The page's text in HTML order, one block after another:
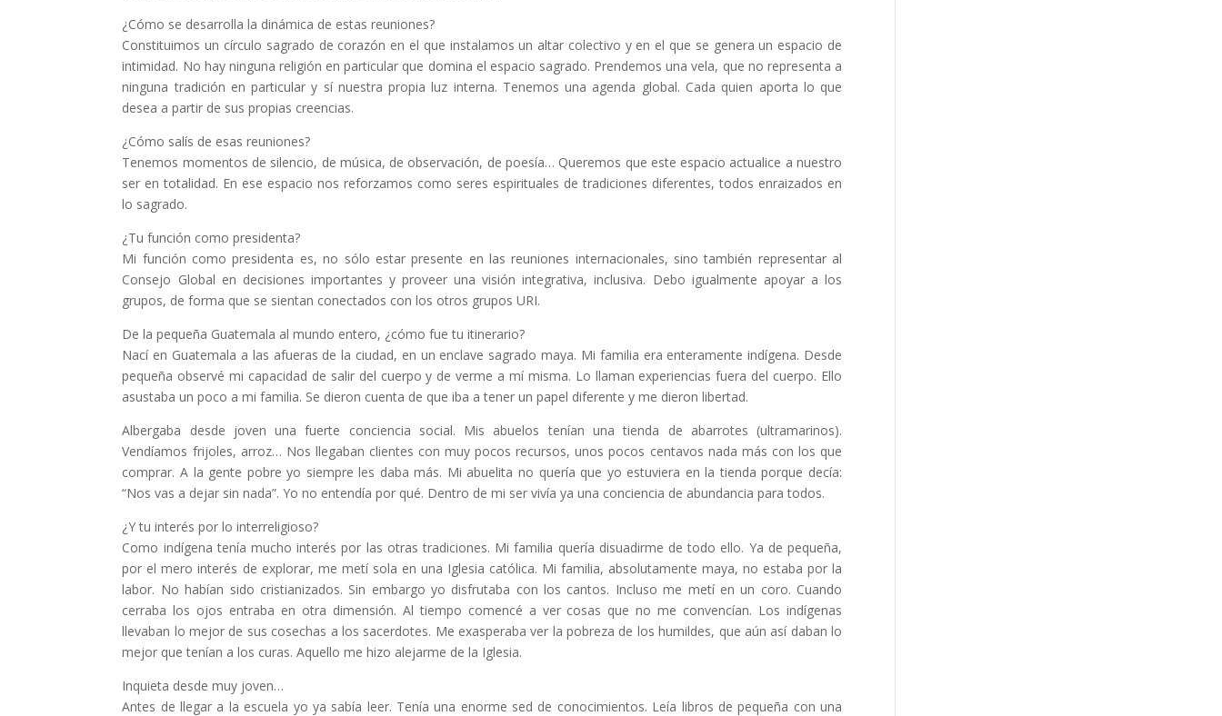
¿Cómo se desarrolla la dinámica de estas reuniones?
Constituimos un círculo sagrado de corazón en el que instalamos un altar colectivo y en el que se genera un espacio de
intimidad. No hay ninguna religión en particular que domina el espacio sagrado. Prendemos una vela, que no representa a
ninguna tradición en particular y sí nuestra propia luz interna. Tenemos una agenda global. Cada quien aporta lo que
desea a partir de sus propias creencias.
¿Cómo salís de esas reuniones?
Tenemos momentos de silencio, de música, de observación, de poesía… Queremos que este espacio actualice a nuestro
ser en totalidad. En ese espacio nos reforzamos como seres espirituales de tradiciones diferentes, todos enraizados en
lo sagrado.
¿Tu función como presidenta?
Mi función como presidenta es, no sólo estar presente en las reuniones internacionales, sino también representar al
Consejo Global en decisiones importantes y proveer una visión integrativa, inclusiva. Debo igualmente apoyar a los
grupos, de forma que se sientan conectados con los otros grupos URI.
De la pequeña Guatemala al mundo entero, ¿cómo fue tu itinerario?
Nací en Guatemala a las afueras de la ciudad, en un enclave sagrado maya. Mi familia era enteramente indígena. Desde
pequeña observé mi capacidad de salir del cuerpo y de verme a mí misma. Lo llaman experiencias fuera del cuerpo. Ello
asustaba un poco a mi familia. Se dieron cuenta de que iba a tener un papel diferente y me dieron libertad.
Albergaba desde joven una fuerte conciencia social. Mis abuelos tenían una tienda de abarrotes (ultramarinos).
Vendíamos frijoles, arroz… Nos llegaban clientes con muy pocos recursos, unos pocos centavos nada más con los que
comprar. A la gente pobre yo siempre les daba más. Mi abuelita no quería que yo estuviera en la tienda porque decía:
“Nos vas a dejar sin nada”. Yo no entendía por qué. Dentro de mi ser vivía ya una conciencia de abundancia para todos.
¿Y tu interés por lo interreligioso?
Como indígena tenía mucho interés por las otras tradiciones. Mi familia quería disuadirme de todo ello. Ya de pequeña,
por el mero interés de explorar, me metí sola en una Iglesia católica. Mi familia, absolutamente maya, no estaba por la
labor. No habían sido cristianizados. Sin embargo yo disfrutaba con los cantos. Incluso me metí en un coro. Cuando
cerraba los ojos entraba en otra dimensión. Al tiempo comencé a ver cosas que no me convencían. Los indígenas
llevaban lo mejor de sus cosechas a los sacerdotes. Me exasperaba ver la pobreza de los humildes, que aún así daban lo
mejor que tenían a los curas. Aquello me hizo alejarme de la Iglesia.
Inquieta desde muy joven…
Antes de llegar a la escuela yo ya sabía leer. Tenía una enorme sed de conocimientos. Leía libros de pequeña con una